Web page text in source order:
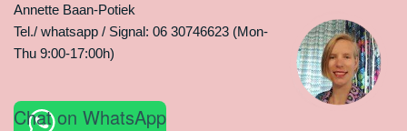
Annette Baan-Potiek
Tel./ whatsapp / Signal: 06 30746623 (Mon-
Thu 9:00-17:00h)
Chat on WhatsApp